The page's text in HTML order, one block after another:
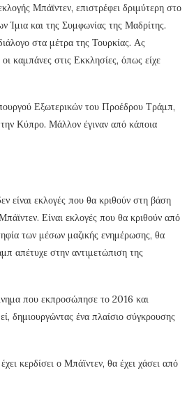
Μπάϊντεν, επιστρέφει δριμύτερη στο
Ίμια και της Συμφωνίας της Μαδρίτης.
στα μέτρα της Τουρκίας. Ας
καμπάνες στις Εκκλησίες, όπως είχε
Εξωτερικών του Προέδρου Τράμπ,
Κύπρο. Μάλλον έγιναν από κάποια
είναι εκλογές που θα κριθούν στη βάση
Είναι εκλογές που θα κριθούν από
των μέσων μαζικής ενημέρωσης, θα
απέτυχε στην αντιμετώπιση της
που εκπροσώπησε το 2016 και
δημιουργώντας ένα πλαίσιο σύγκρουσης
κερδίσει ο Μπάϊντεν, θα έχει χάσει από